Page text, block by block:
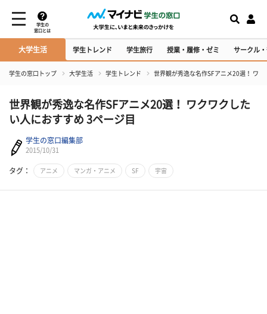
学生の
窓口とは
大学生活 学生トレンド 学生旅行 授業・履修・ゼミ サークル
学生の窓口トップ 大学生活 学生トレンド 世界観が秀逸な名作SFアニメ20選！ ワク
世界観が秀逸な名作SFアニメ20選！ ワクワクした
い人におすすめ 3ページ目
学生の窓口編集部
2015/10/31
タグ： アニメ マンガ・アニメ SF 宇宙